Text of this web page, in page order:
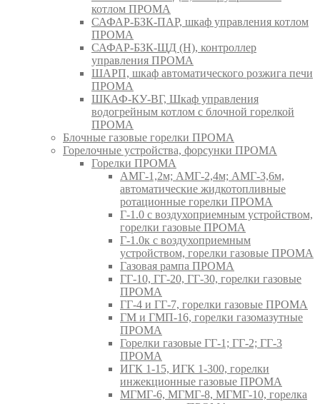
котлом ПРОМА
САФАР-БЗК-ПАР, шкаф управления котлом
ПРОМА
САФАР-БЗК-ЩД (Н), контроллер
управления ПРОМА
ШАРП, шкаф автоматического розжига печи
ПРОМА
ШКАФ-КУ-ВГ, Шкаф управления
водогрейным котлом с блочной горелкой
ПРОМА
Блочные газовые горелки ПРОМА
Горелочные устройства, форсунки ПРОМА
Горелки ПРОМА
АМГ-1,2м; АМГ-2,4м; АМГ-3,6м,
автоматические жидкотопливные
ротационные горелки ПРОМА
Г-1.0 с воздухоприемным устройством,
горелки газовые ПРОМА
Г-1.0к с воздухоприемным
устройством, горелки газовые ПРОМА
Газовая рампа ПРОМА
ГГ-10, ГГ-20, ГГ-30, горелки газовые
ПРОМА
ГГ-4 и ГГ-7, горелки газовые ПРОМА
ГМ и ГМП-16, горелки газомазутные
ПРОМА
Горелки газовые ГГ-1; ГГ-2; ГГ-3
ПРОМА
ИГК 1-15, ИГК 1-300, горелки
инжекционные газовые ПРОМА
МГМГ-6, МГМГ-8, МГМГ-10, горелка